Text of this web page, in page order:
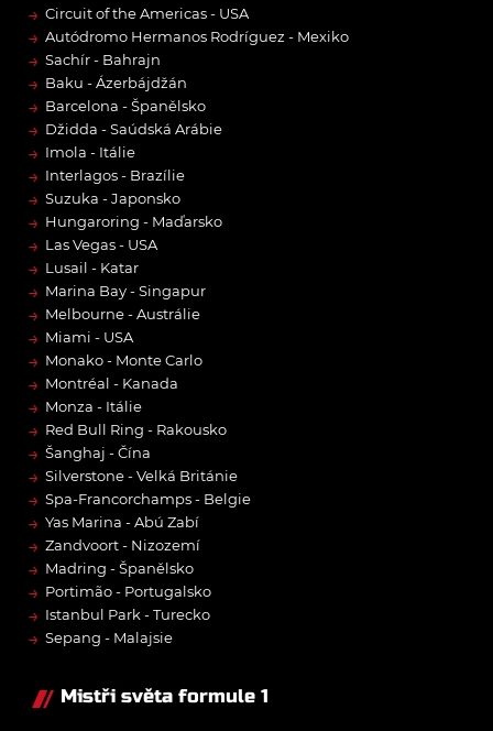
→ Circuit of the Americas - USA
→ Autódromo Hermanos Rodríguez - Mexiko
→ Sachír - Bahrajn
→ Baku - Ázerbájdžán
→ Barcelona - Španělsko
→ Džidda - Saúdská Arábie
→ Imola - Itálie
→ Interlagos - Brazílie
→ Suzuka - Japonsko
→ Hungaroring - Maďarsko
→ Las Vegas - USA
→ Lusail - Katar
→ Marina Bay - Singapur
→ Melbourne - Austrálie
→ Miami - USA
→ Monako - Monte Carlo
→ Montréal - Kanada
→ Monza - Itálie
→ Red Bull Ring - Rakousko
→ Šanghaj - Čína
→ Silverstone - Velká Británie
→ Spa-Francorchamps - Belgie
→ Yas Marina - Abú Zabí
→ Zandvoort - Nizozemí
→ Madring - Španělsko
→ Portimão - Portugalsko
→ Istanbul Park - Turecko
→ Sepang - Malajsie
Mistři světa formule 1